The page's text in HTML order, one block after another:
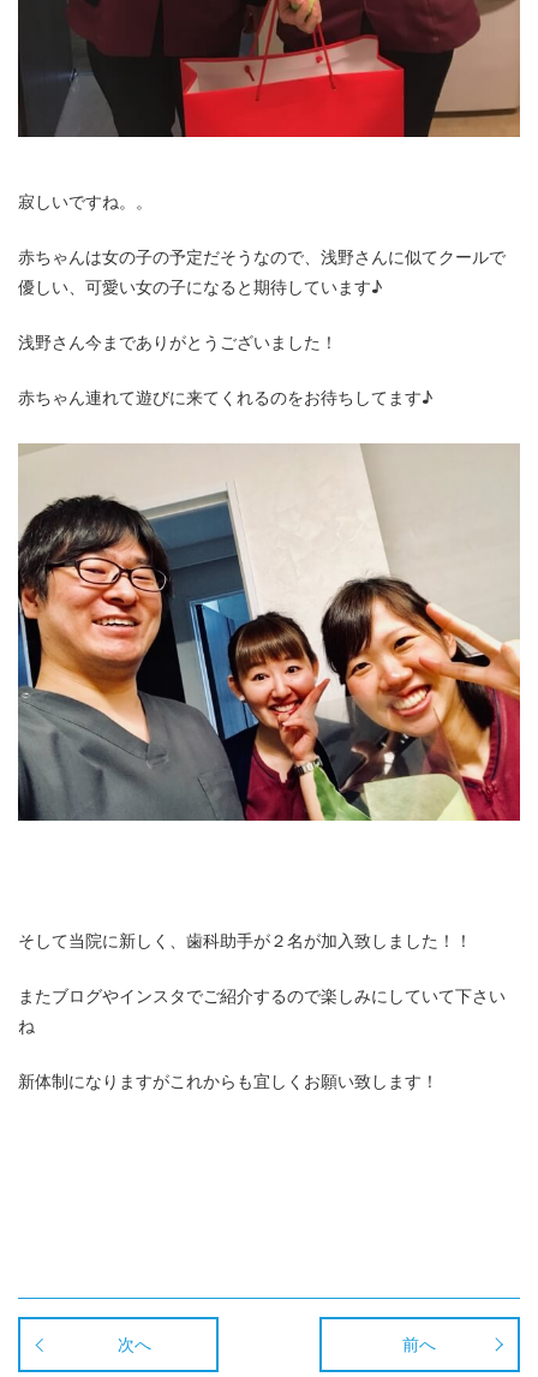
寂しいですね。。
赤ちゃんは女の子の予定だそうなので、浅野さんに似てクールで
優しい、可愛い女の子になると期待しています♪
浅野さん今までありがとうございました！
赤ちゃん連れて遊びに来てくれるのをお待ちしてます♪
そして当院に新しく、歯科助手が２名が加入致しました！！
またブログやインスタでご紹介するので楽しみにしていて下さい
ね
新体制になりますがこれからも宜しくお願い致します！
次へ 前へ